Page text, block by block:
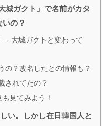
城ガクト」で名前がカタ
の？
大城ガクトと変わって
の？改名したとの情報も？
されてたの？
見てみよう！
い。しかし在日韓国人と